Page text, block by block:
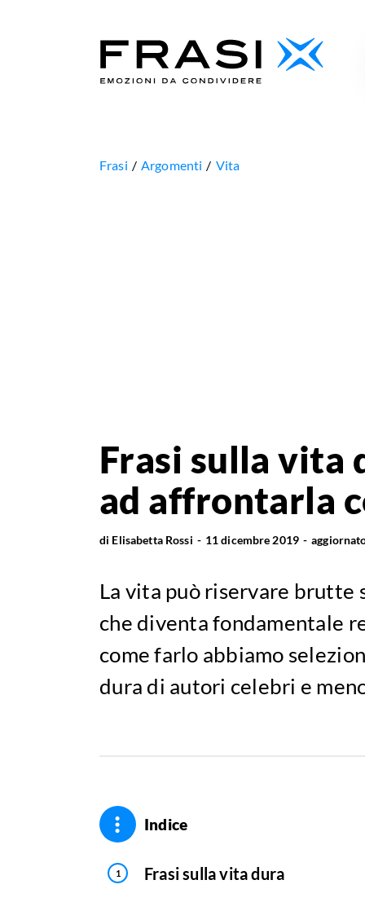
Frasi Argomenti Vita
Frasi sulla vita
ad affrontarla
di Elisabetta Rossi 11 dicembre 2019
La vita può riservare brutte
che diventa fondamentale
come farlo abbiamo
dura di autori celebri e
Indice
Frasi sulla vita dura